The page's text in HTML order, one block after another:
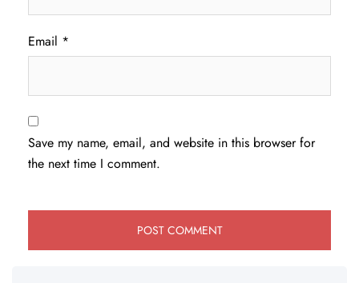
Email *
Save my name, email, and website in this browser for
the next time I comment.